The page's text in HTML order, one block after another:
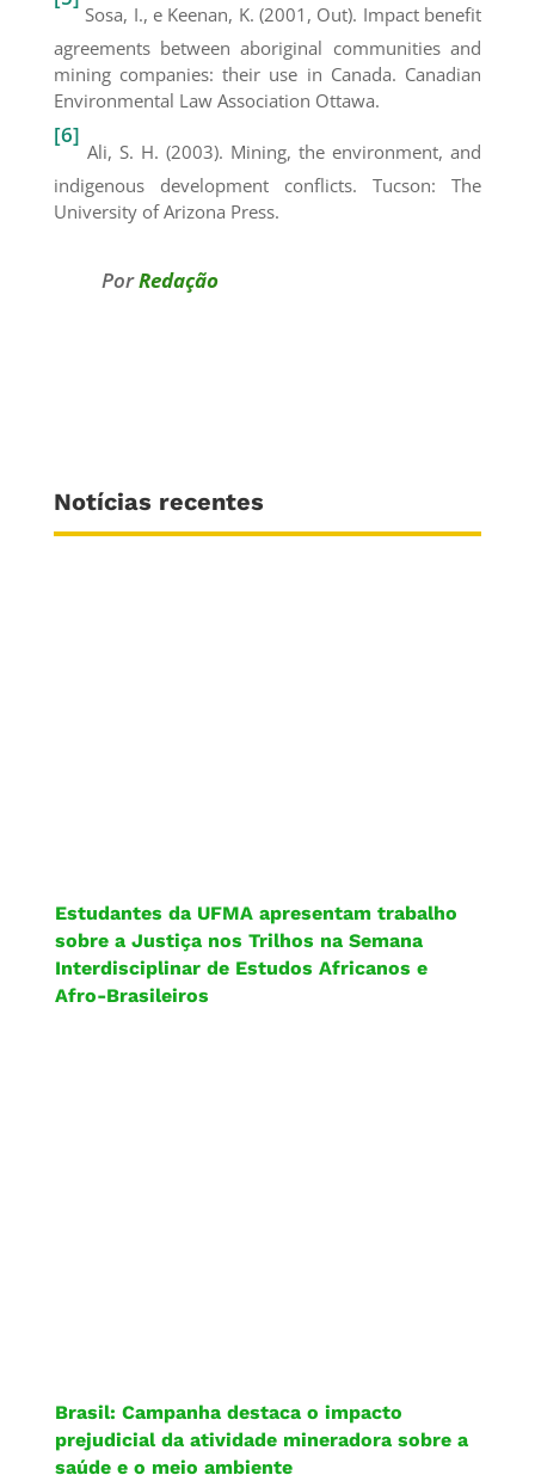
Sosa, I., e Keenan, K. (2001, Out). Impact benefit
agreements between aboriginal communities and
mining companies: their use in Canada. Canadian
Environmental Law Association Ottawa.
[6]
Ali, S. H. (2003). Mining, the environment, and
indigenous development conflicts. Tucson: The
University of Arizona Press.
PorRedação
Notícias recentes
Estudantes da UFMA apresentam trabalho
sobre a Justiça nos Trilhos na Semana
Interdisciplinar de Estudos Africanos e
Afro-Brasileiros
Brasil: Campanha destaca o impacto
prejudicial da atividade mineradora sobre a
saúde e o meio ambiente